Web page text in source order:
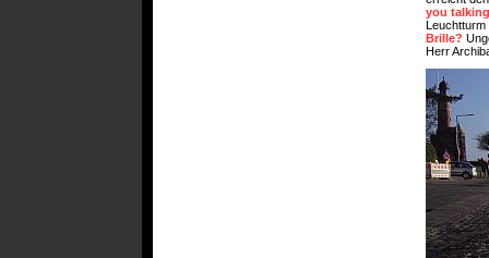
you
Brille?
Herr